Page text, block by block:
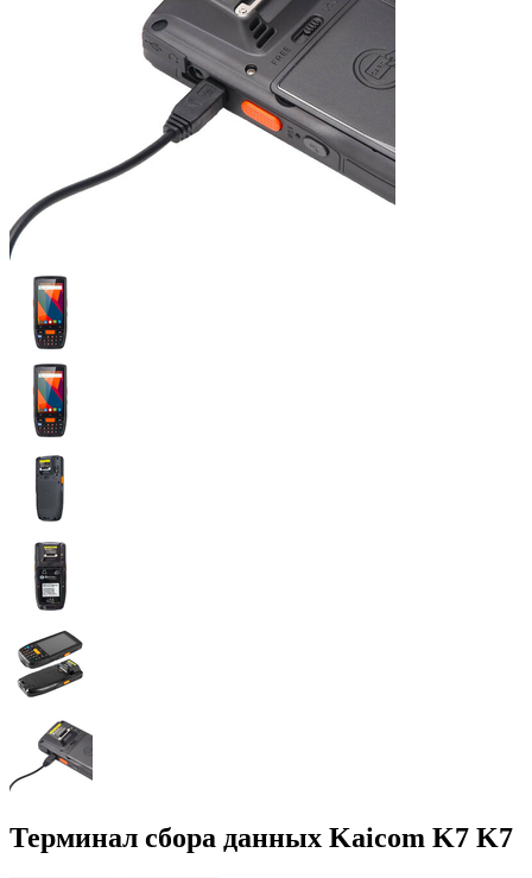
Терминал сбора данных Kaicom K7 K7